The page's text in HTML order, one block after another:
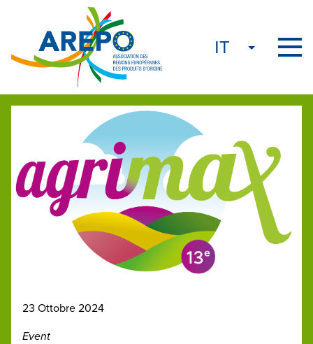
23 Ottobre 2024
Event